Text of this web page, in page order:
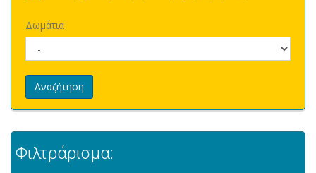
Δωμάτια
Αναζήτηση
Φιλτράρισμα: